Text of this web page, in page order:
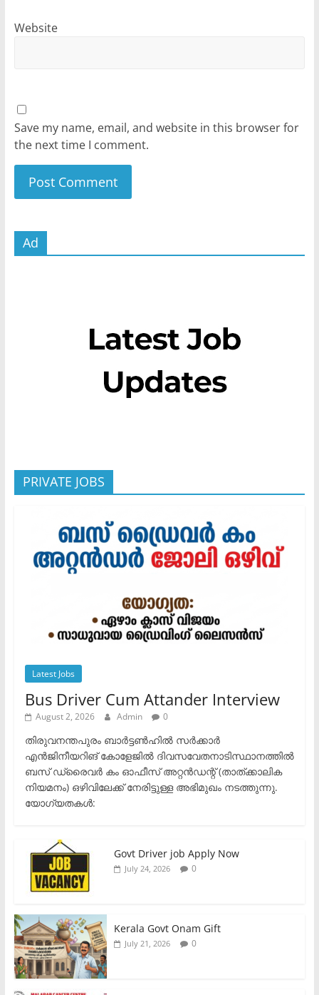
Website
Save my name, email, and website in this browser for
the next time I comment.
Ad
PRIVATE JOBS
Latest Jobs
Bus Driver Cum Attander Interview
August 2, 2026 Admin 0
തിരുവനന്തപുരം ബാർട്ടൺഹിൽ സർക്കാർ
എൻജിനീയറിങ് കോളേജിൽ ദിവസവേതനാടിസ്ഥാനത്തിൽ
ബസ് ഡ്രൈവർ കം ഓഫീസ് അറ്റൻഡന്റ് (താത്ക്കാലിക
നിയമനം) ഒഴിവിലേക്ക് നേരിട്ടുള്ള അഭിമുഖം നടത്തുന്നു.​
യോഗ്യതകൾ:
Govt Driver job Apply Now
July 24, 2026 0
Kerala Govt Onam Gift
July 21, 2026 0